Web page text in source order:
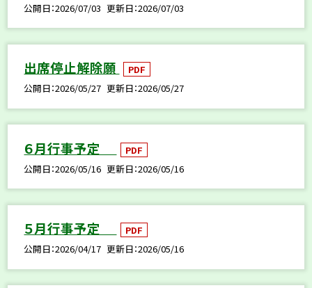
公開日 2026/07/03 更新日 2026/07/03
出席停止解除願
PDF
公開日 2026/05/27 更新日 2026/05/27
６月行事予定
PDF
公開日 2026/05/16 更新日 2026/05/16
５月行事予定
PDF
公開日 2026/04/17 更新日 2026/05/16